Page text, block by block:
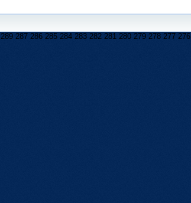
276
277
278
279
280
281
282
283
284
285
286
287
289